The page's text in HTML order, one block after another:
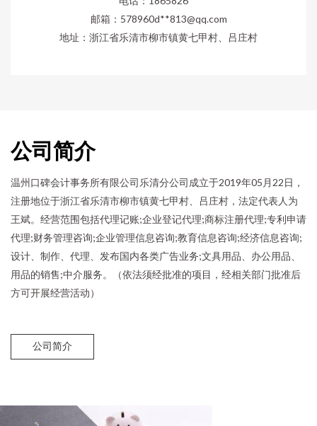
邮箱：578960d**813@qq.com
地址：浙江省乐清市柳市镇黄七甲村、吕庄村
公司简介
温州口碑会计事务所有限公司乐清分公司成立于2019年05月22日，
注册地位于浙江省乐清市柳市镇黄七甲村、吕庄村，法定代表人为
王斌。经营范围包括代理记账;企业登记代理;商标注册代理;专利申请
代理;财务管理咨询;企业管理信息咨询;教育信息咨询;经济信息咨询;
设计、制作、代理、发布国内各类广告业务;文具用品、办公用品、
用品的销售;中介服务。（依法须经批准的项目，经相关部门批准后
方可开展经营活动）
公司简介